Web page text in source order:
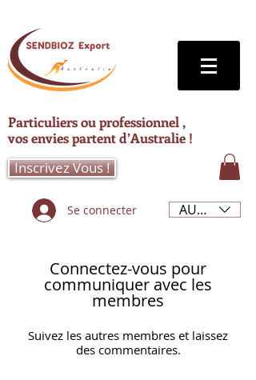
Particuliers ou professionnel ,
vos envies partent d’Australie !
Inscrivez Vous !
Se connecter AUD (AU$)
Connectez-vous pour
communiquer avec les
membres
Suivez les autres membres et laissez
des commentaires.